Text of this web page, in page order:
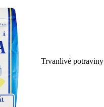
Trvanlivé potraviny